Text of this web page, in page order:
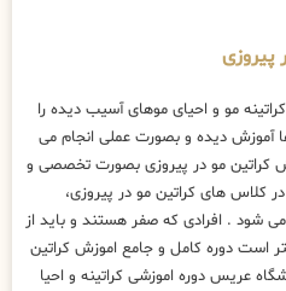
پیروزی
مو و احیای موهای آسیب دیده را
آموزش دیده و بصورت عملی انجام می
کراتین مو در پیروزی بصورت تخصصی و
های کراتین مو در پیروزی،
می شود . افرادی که صفر هستند و باید از
است دوره کامل و جامع اموزش کراتین
عریس دوره اموزشی کراتینه و احیا